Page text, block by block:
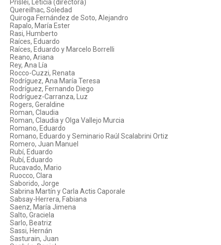
Prislei, Leticia (directora)
Quereilhac, Soledad
Quiroga Fernández de Soto, Alejandro
Rapalo, María Ester
Rasi, Humberto
Raíces, Eduardo
Raíces, Eduardo y Marcelo Borrelli
Reano, Ariana
Rey, Ana Lía
Rocco-Cuzzi, Renata
Rodríguez, Ana María Teresa
Rodríguez, Fernando Diego
Rodríguez-Carranza, Luz
Rogers, Geraldine
Roman, Claudia
Roman, Claudia y Olga Vallejo Murcia
Romano, Eduardo
Romano, Eduardo y Seminario Raúl Scalabrini Ortiz
Romero, Juan Manuel
Rubí, Eduardo
Rubí, Eduardo
Rucavado, Mario
Ruocco, Clara
Saborido, Jorge
Sabrina Martín y Carla Actis Caporale
Sabsay-Herrera, Fabiana
Saenz, María Jimena
Salto, Graciela
Sarlo, Beatriz
Sassi, Hernán
Sasturain, Juan